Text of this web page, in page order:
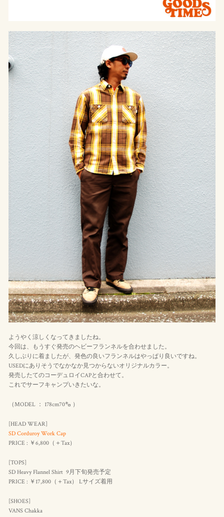
ようやく涼しくなってきましたね。
今回は、もうすぐ発売のヘビーフランネルを合わせました。
久しぶりに着ましたが、発色の良いフランネルはやっぱり良いですね。
USEDにありそうでなかなか見つからないオリジナルカラー。
発売したてのコーデュロイCAPと合わせて。
これでサーフキャンプいきたいな。
（MODEL ： 178cm70㌔ ）
[HEAD WEAR]
SD Corduroy Work Cap
PRICE : ￥6,800（＋Tax）
[TOPS]
SD Heavy Flannel Shirt 9月下旬発売予定
PRICE : ￥17,800（＋Tax） Lサイズ着用
[SHOES]
VANS Chakka